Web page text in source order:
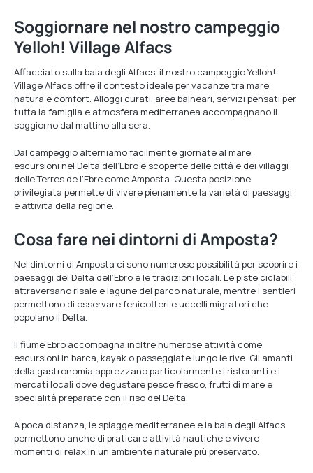
Soggiornare nel nostro campeggio
Yelloh! Village Alfacs
Affacciato sulla baia degli Alfacs, il nostro campeggio Yelloh!
Village Alfacs offre il contesto ideale per vacanze tra mare,
natura e comfort. Alloggi curati, aree balneari, servizi pensati per
tutta la famiglia e atmosfera mediterranea accompagnano il
soggiorno dal mattino alla sera.
Dal campeggio alterniamo facilmente giornate al mare,
escursioni nel Delta dell’Ebro e scoperte delle città e dei villaggi
delle Terres de l’Ebre come Amposta. Questa posizione
privilegiata permette di vivere pienamente la varietà di paesaggi
e attività della regione.
Cosa fare nei dintorni di Amposta?
Nei dintorni di Amposta ci sono numerose possibilità per scoprire i
paesaggi del Delta dell’Ebro e le tradizioni locali. Le piste ciclabili
attraversano risaie e lagune del parco naturale, mentre i sentieri
permettono di osservare fenicotteri e uccelli migratori che
popolano il Delta.
Il fiume Ebro accompagna inoltre numerose attività come
escursioni in barca, kayak o passeggiate lungo le rive. Gli amanti
della gastronomia apprezzano particolarmente i ristoranti e i
mercati locali dove degustare pesce fresco, frutti di mare e
specialità preparate con il riso del Delta.
A poca distanza, le spiagge mediterranee e la baia degli Alfacs
permettono anche di praticare attività nautiche e vivere
momenti di relax in un ambiente naturale più preservato.